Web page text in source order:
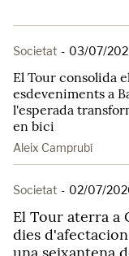
Societat - 03/07/
El Tour consolida
esdeveniments a
l'esperada
en bici
Aleix Camprubí
Societat - 02/07/
El Tour aterra a
dies